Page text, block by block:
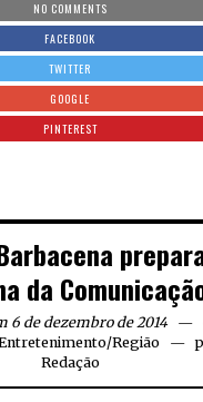
NO COMMENTS
FACEBOOK
TWITTER
GOOGLE
PINTEREST
da
6 de dezembro de 2014
/Região
Redação